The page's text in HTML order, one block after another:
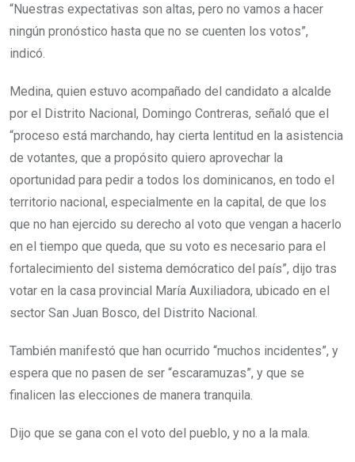
“Nuestras expectativas son altas, pero no vamos a hacer
ningún pronóstico hasta que no se cuenten los votos”,
indicó.
Medina, quien estuvo acompañado del candidato a alcalde
por el Distrito Nacional, Domingo Contreras, señaló que el
“proceso está marchando, hay cierta lentitud en la asistencia
de votantes, que a propósito quiero aprovechar la
oportunidad para pedir a todos los dominicanos, en todo el
territorio nacional, especialmente en la capital, de que los
que no han ejercido su derecho al voto que vengan a hacerlo
en el tiempo que queda, que su voto es necesario para el
fortalecimiento del sistema demócratico del país”, dijo tras
votar en la casa provincial María Auxiliadora, ubicado en el
sector San Juan Bosco, del Distrito Nacional.
También manifestó que han ocurrido “muchos incidentes”, y
espera que no pasen de ser “escaramuzas”, y que se
finalicen las elecciones de manera tranquila.
Dijo que se gana con el voto del pueblo, y no a la mala.